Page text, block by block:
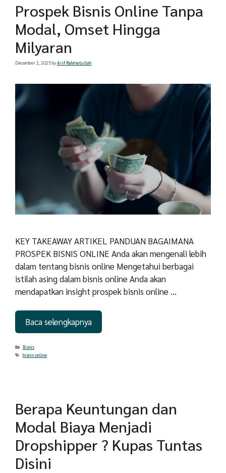
Prospek Bisnis Online Tanpa
Modal, Omset Hingga
Milyaran
December 2, 2025byArif Rahmatullah
KEY TAKEAWAY ARTIKEL PANDUAN BAGAIMANA
PROSPEK BISNIS ONLINE Anda akan mengenali lebih
dalam tentang bisnis online Mengetahui berbagai
istilah asing dalam bisnis online Anda akan
mendapatkan insight prospek bisnis online …
Baca selengkapnya
Categories
Bisnis
Tags
bisnis online
Berapa Keuntungan dan
Modal Biaya Menjadi
Dropshipper ? Kupas Tuntas
Disini